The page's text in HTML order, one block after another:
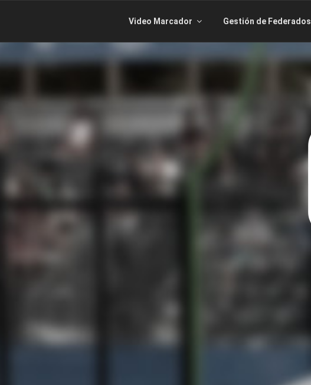
Video Marcador Gestión de Federados